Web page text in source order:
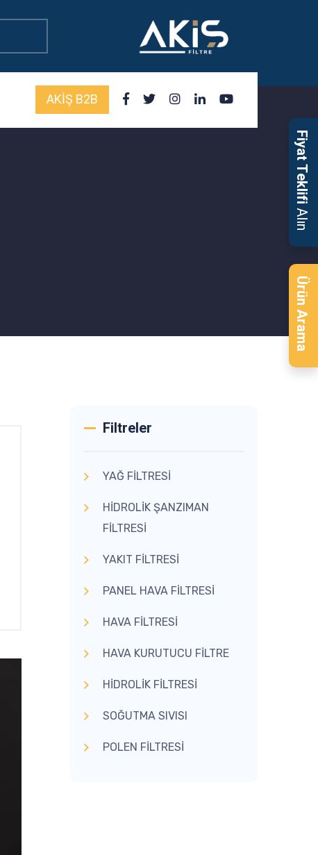
AKİŞ B2B
Fiyat Teklifi
Alın
Ürün Arama
Filtreler
YAĞ FİLTRESİ
HİDROLİK ŞANZIMAN
FİLTRESİ
YAKIT FİLTRESİ
PANEL HAVA FİLTRESİ
HAVA FİLTRESİ
HAVA KURUTUCU FİLTRE
HİDROLİK FİLTRESİ
SOĞUTMA SIVISI
POLEN FİLTRESİ